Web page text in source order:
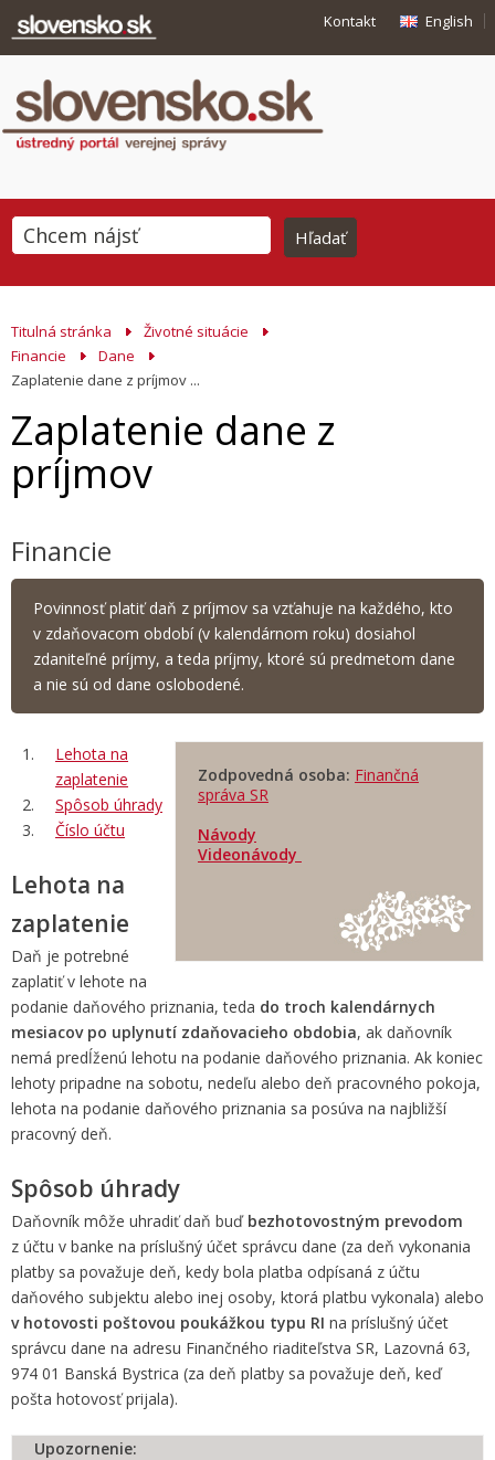
Kontakt English
Titulná stránka
Životné situácie
Financie
Dane
Zaplatenie dane z príjmov ...
Zaplatenie dane z
príjmov
Financie
Povinnosť platiť daň z príjmov sa vzťahuje na každého, kto
v zdaňovacom období (v kalendárnom roku) dosiahol
zdaniteľné príjmy, a teda príjmy, ktoré sú predmetom dane
a nie sú od dane oslobodené.
Zodpovedná osoba: Finančná
správa SR
Návody
Videonávody
Lehota na
zaplatenie
Spôsob úhrady
Číslo účtu
Lehota na
zaplatenie
Daň je potrebné
zaplatiť v lehote na
podanie daňového priznania, teda do troch kalendárnych
mesiacov po uplynutí zdaňovacieho obdobia, ak daňovník
nemá predĺženú lehotu na podanie daňového priznania. Ak koniec
lehoty pripadne na sobotu, nedeľu alebo deň pracovného pokoja,
lehota na podanie daňového priznania sa posúva na najbližší
pracovný deň.
Spôsob úhrady
Daňovník môže uhradiť daň buď bezhotovostným prevodom
z účtu v banke na príslušný účet správcu dane (za deň vykonania
platby sa považuje deň, kedy bola platba odpísaná z účtu
daňového subjektu alebo inej osoby, ktorá platbu vykonala) alebo
v hotovosti poštovou poukážkou typu RI na príslušný účet
správcu dane na adresu Finančného riaditeľstva SR, Lazovná 63,
974 01 Banská Bystrica (za deň platby sa považuje deň, keď
pošta hotovosť prijala).
Upozornenie: